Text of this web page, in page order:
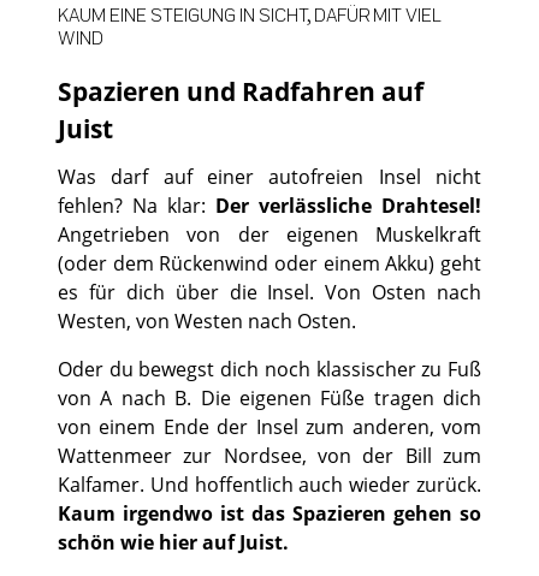
Spazieren und Radfahren auf
Juist
KAUM EINE STEIGUNG IN SICHT, DAFÜR MIT VIEL
WIND
Was darf auf einer autofreien Insel nicht
fehlen? Na klar: Der verlässliche Drahtesel!
Angetrieben von der eigenen Muskelkraft
(oder dem Rückenwind oder einem Akku) geht
es für dich über die Insel. Von Osten nach
Westen, von Westen nach Osten.
Oder du bewegst dich noch klassischer zu Fuß
von A nach B. Die eigenen Füße tragen dich
von einem Ende der Insel zum anderen, vom
Wattenmeer zur Nordsee, von der Bill zum
Kalfamer. Und hoffentlich auch wieder zurück.
Kaum irgendwo ist das Spazieren gehen so
schön wie hier auf Juist.